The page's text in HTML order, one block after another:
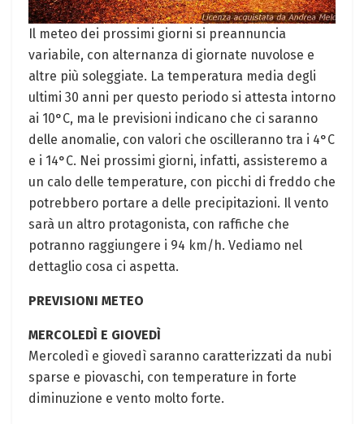
Il meteo dei prossimi giorni si preannuncia
variabile, con alternanza di giornate nuvolose e
altre più soleggiate. La temperatura media degli
ultimi 30 anni per questo periodo si attesta intorno
ai 10°C, ma le previsioni indicano che ci saranno
delle anomalie, con valori che oscilleranno tra i 4°C
e i 14°C. Nei prossimi giorni, infatti, assisteremo a
un calo delle temperature, con picchi di freddo che
potrebbero portare a delle precipitazioni. Il vento
sarà un altro protagonista, con raffiche che
potranno raggiungere i 94 km/h. Vediamo nel
dettaglio cosa ci aspetta.
PREVISIONI METEO
MERCOLEDÌ E GIOVEDÌ
Mercoledì e giovedì saranno caratterizzati da nubi
sparse e piovaschi, con temperature in forte
diminuzione e vento molto forte.